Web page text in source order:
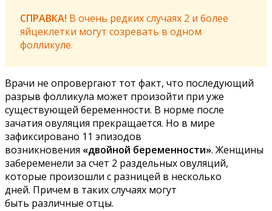
СПРАВКА! В очень редких случаях 2 и более
яйцеклетки могут созревать в одном
фолликуле.
Врачи не опровергают тот факт, что последующий
разрыв фолликула может произойти при уже
существующей беременности. В норме после
зачатия овуляция прекращается. Но в мире
зафиксировано 11 эпизодов
возникновения «двойной беременности». Женщины
забеременели за счет 2 раздельных овуляций,
которые произошли с разницей в несколько
дней. Причем в таких случаях могут
быть различные отцы.